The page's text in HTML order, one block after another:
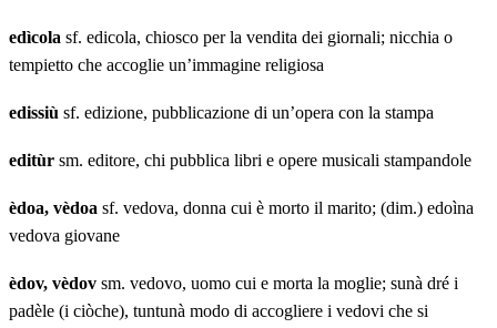
edìcola sf. edicola, chiosco per la vendita dei giornali; nicchia o
tempietto che accoglie un’immagine religiosa
edissiù sf. edizione, pubblicazione di un’opera con la stampa
editùr sm. editore, chi pubblica libri e opere musicali stampandole
èdoa, vèdoa sf. vedova, donna cui è morto il marito; (dim.) edoìna
vedova giovane
èdov, vèdov sm. vedovo, uomo cui e morta la moglie; sunà dré i
padèle (i ciòche), tuntunà modo di accogliere i vedovi che si